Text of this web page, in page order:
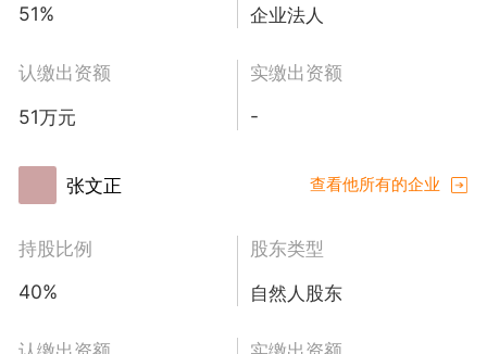
51%
企业法人
认缴出资额
51万元
实缴出资额
-
张文正 查看他所有的企业
持股比例
40%
股东类型
自然人股东